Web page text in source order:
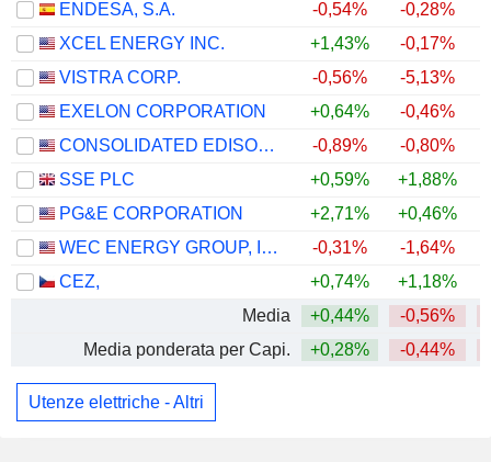
ENDESA, S.A.
-0,54% -0,28%
XCEL ENERGY INC.
+1,43% -0,17%
VISTRA CORP.
-0,56% -5,13%
EXELON CORPORATION
+0,64% -0,46%
CONSOLIDATED EDISON, INC.
-0,89% -0,80%
SSE PLC
+0,59% +1,88%
PG&E CORPORATION
+2,71% +0,46%
WEC ENERGY GROUP, INC.
-0,31% -1,64%
CEZ,
+0,74% +1,18%
Media
+0,44% -0,56%
Media ponderata per Capi.
+0,28% -0,44%
Utenze elettriche - Altri